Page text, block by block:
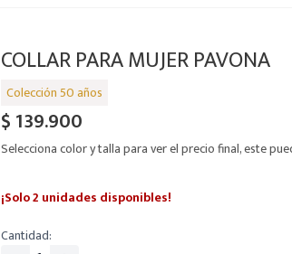
COLLAR PARA MUJER PAVONA
$139.900
Selecciona color y talla para ver el precio final, este
¡Solo 2 unidades disponibles!
Cantidad